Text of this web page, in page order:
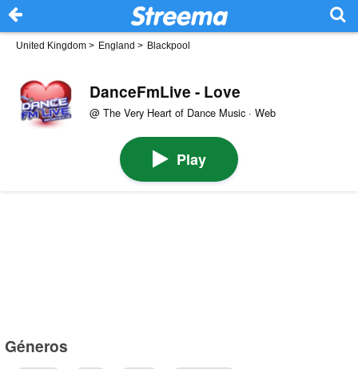
United Kingdom > England > Blackpool
DanceFmLive - Love
@ The Very Heart of Dance Music · Web
Play
Géneros